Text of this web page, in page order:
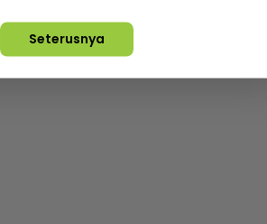
Star Media Group Berhad [197101000523
Seterusnya